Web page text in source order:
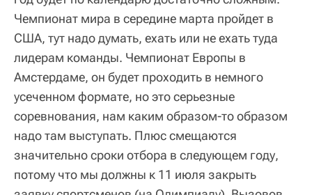
Чемпионат мира в середине марта пройдет в
США, тут надо думать, ехать или не ехать туда
лидерам команды. Чемпионат Европы в
Амстердаме, он будет проходить в немного
усеченном формате, но это серьезные
соревнования, нам каким образом-то образом
надо там выступать. Плюс смещаются
значительно сроки отбора в следующем году,
потому что мы должны к 11 июля закрыть